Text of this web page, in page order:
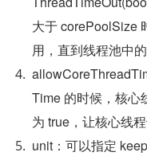
大于 corePoolSize
用，直到线程池中的
Time 的时候，核心
为 true，让核心线程
unit：可以指定